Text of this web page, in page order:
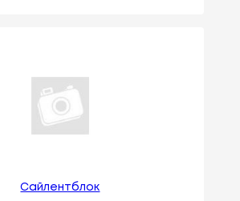
Сайлентблок